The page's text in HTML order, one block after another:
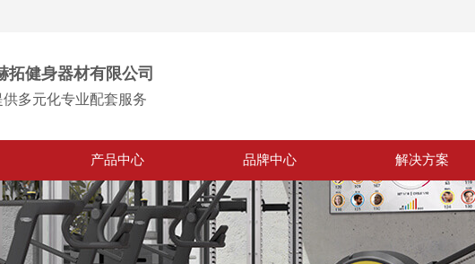
拓健身器材有限公司
供多元化专业配套服务
产品中心 品牌中心 解决方案